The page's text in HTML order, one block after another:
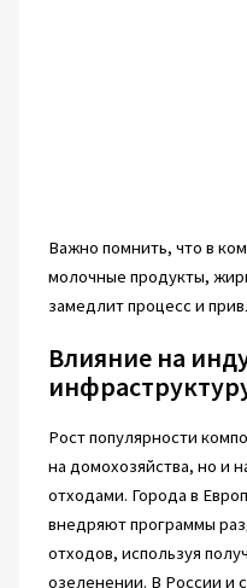
Важно помнить, что в
молочные продукты,
замедлит процесс и
Влияние на
Рост популярности
на домохозяйства, но и
отходами. Города в
внедряют программы
отходов, используя
озеленении. В России и